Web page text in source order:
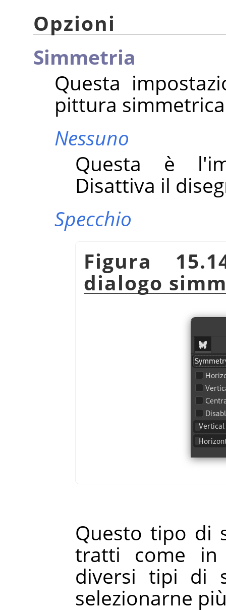
Opzioni
Simmetria
Questa
pittura
Nessuno
Questa è
Disattiva il
Specchio
Figura
dialogo
Questo tipo di
tratti come in
diversi tipi di
selezionarne